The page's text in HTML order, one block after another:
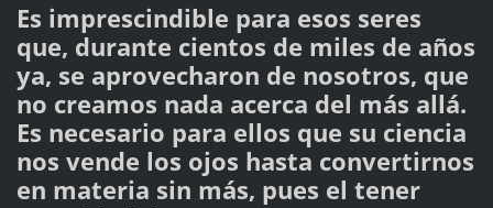
Es imprescindible para esos seres
que, durante cientos de miles de años
ya, se aprovecharon de nosotros, que
no creamos nada acerca del más allá.
Es necesario para ellos que su ciencia
nos vende los ojos hasta convertirnos
en materia sin más, pues el tener